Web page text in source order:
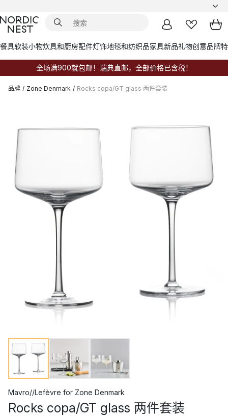
餐具软装小物炊具和厨房配件灯饰地毯和纺织品家具新品礼物创意品牌
全场满900就包邮！瑞典直邮，全部价格已含税！
品牌 / Zone Denmark / Rocks copa/GT glass 两件套装
Mavro//Lefèvre for Zone Denmark
Rocks copa/GT glass 两件套装